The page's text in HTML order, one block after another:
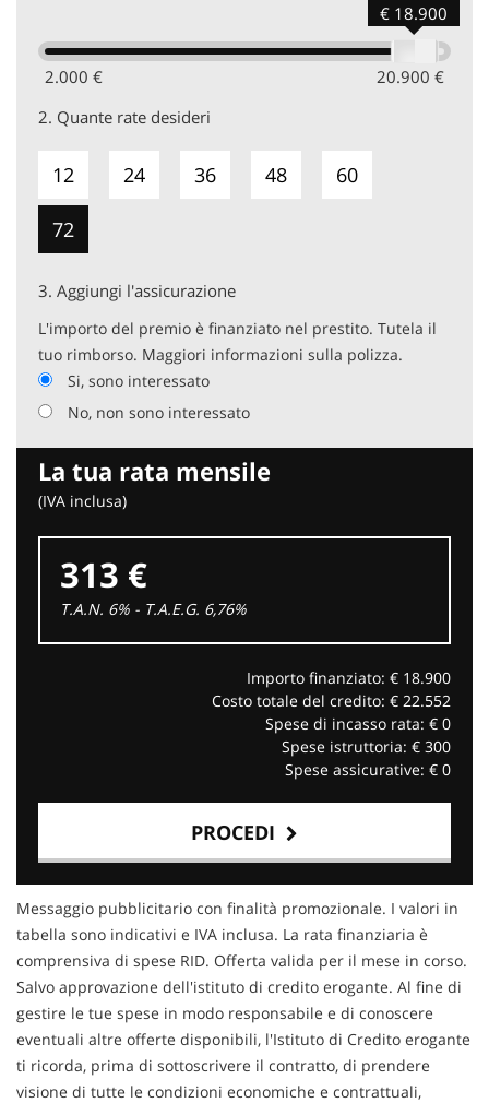
2.000 € 20.900 €
€ 18.900
2. Quante rate desideri
12 24 36 48 60
72
3. Aggiungi l'assicurazione
L'importo del premio è finanziato nel prestito. Tutela il
tuo rimborso. Maggiori informazioni sulla polizza.
Si, sono interessato
No, non sono interessato
La tua rata mensile
(IVA inclusa)
313 €
T.A.N. 6% - T.A.E.G. 6,76%
Importo finanziato: € 18.900
Costo totale del credito: € 22.552
Spese di incasso rata: € 0
Spese istruttoria: € 300
Spese assicurative: € 0
PROCEDI
Contattaci
Messaggio pubblicitario con finalità promozionale. I valori in
tabella sono indicativi e IVA inclusa. La rata finanziaria è
comprensiva di spese RID. Offerta valida per il mese in corso.
Salvo approvazione dell'istituto di credito erogante. Al fine di
gestire le tue spese in modo responsabile e di conoscere
eventuali altre offerte disponibili, l'Istituto di Credito erogante
ti ricorda, prima di sottoscrivere il contratto, di prendere
visione di tutte le condizioni economiche e contrattuali,